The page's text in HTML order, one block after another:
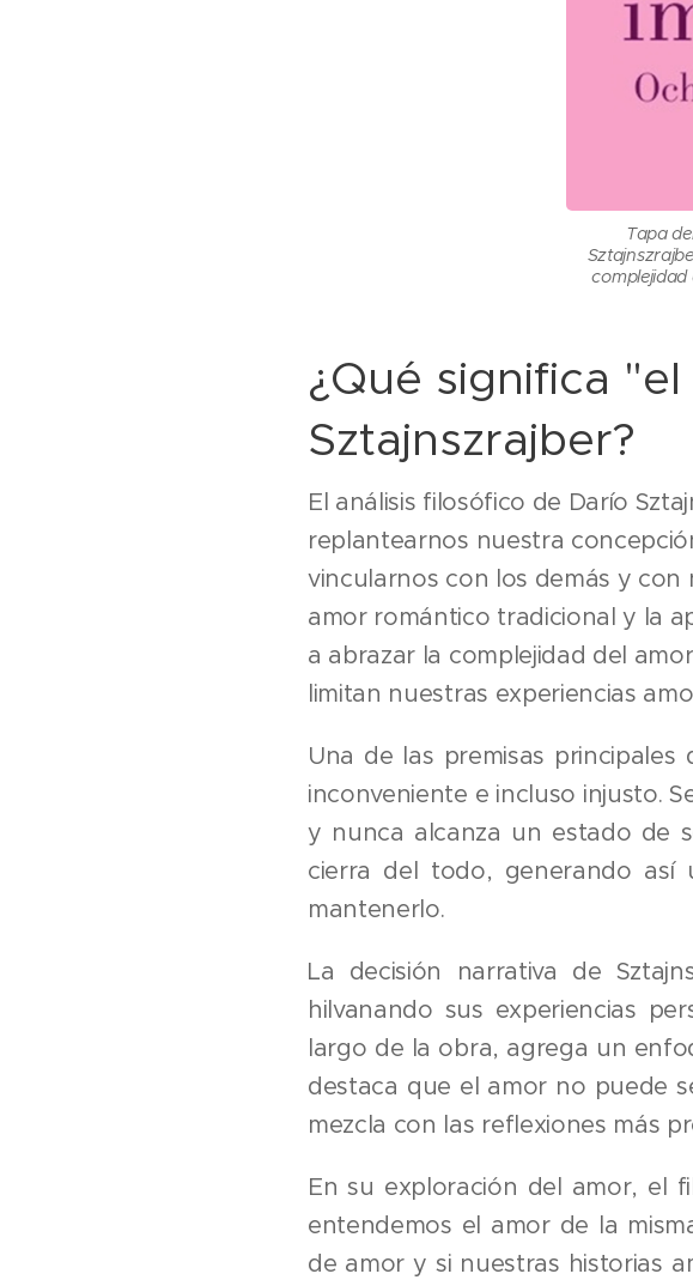
Tapa
complejidad
¿Qué significa
Sztajnszrajber?
El análisis filosófico de Darío
replantearnos nuestra
vincularnos con los demás y
amor romántico tradicional y la
a abrazar la complejidad del
limitan nuestras experiencias
Una de las premisas
inconveniente e incluso injusto.
y nunca alcanza un estado de
cierra del todo, generando
mantenerlo.
La decisión narrativa de
hilvanando sus experiencias
largo de la obra, agrega un
destaca que el amor no puede
mezcla con las reflexiones más
En su exploración del amor, el
entendemos el amor de la
de amor y si nuestras historias